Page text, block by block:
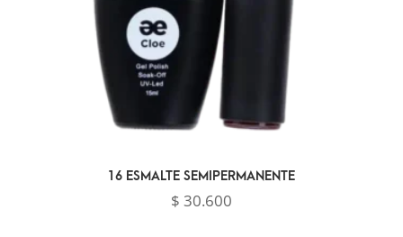
16 ESMALTE SEMIPERMANENTE
$ 30.600